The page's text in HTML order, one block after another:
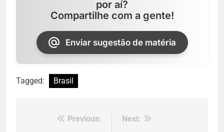
por aí?
Compartilhe com a gente!
Enviar sugestão de matéria
Tagged: Brasil
Navegação
Previous:
Next: